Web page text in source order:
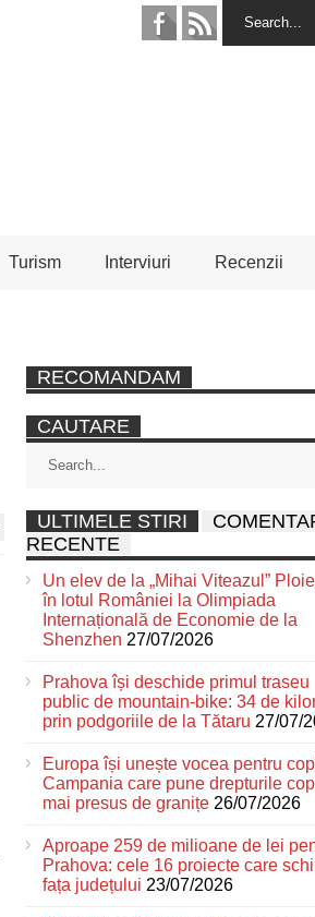
Turism Interviuri Recenzii
RECOMANDAM
CAUTARE
ULTIMELE STIRI
RECENTE
Un elev de la „Mihai Viteazul”
în lotul României la Olimpiada
Internațională de Economie de la
Shenzhen 27/07/2026
Prahova își deschide primul traseu
public de mountain-bike: 34 de
prin podgoriile de la Tătaru 27/07/
Europa își unește vocea pentru
Campania care pune drepturile
mai presus de granițe 26/07/2026
Aproape 259 de milioane de lei
Prahova: cele 16 proiecte care
fața județului 23/07/2026